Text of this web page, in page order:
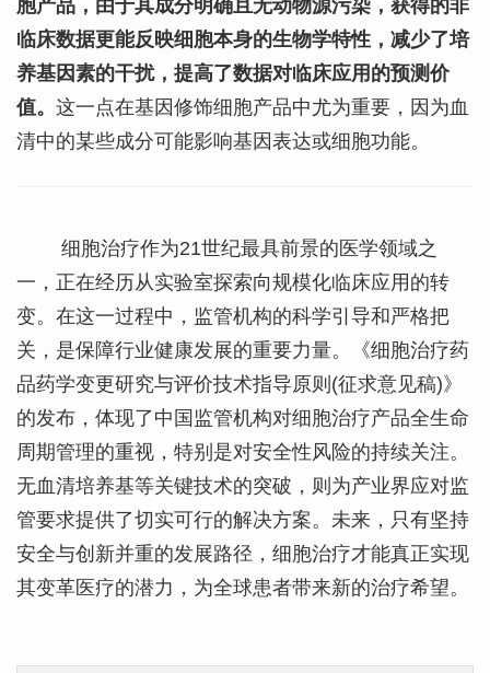
胞产品，由于其成分明确且无动物源污染，获得的非
临床数据更能反映细胞本身的生物学特性，减少了培
养基因素的干扰，提高了数据对临床应用的预测价
值。 这一点在基因修饰细胞产品中尤为重要，因为血
清中的某些成分可能影响基因表达或细胞功能。
细胞治疗作为21世纪最具前景的医学领域之
一，正在经历从实验室探索向规模化临床应用的转
变。在这一过程中，监管机构的科学引导和严格把
关，是保障行业健康发展的重要力量。《细胞治疗药
品药学变更研究与评价技术指导原则(征求意见稿)》
的发布，体现了中国监管机构对细胞治疗产品全生命
周期管理的重视，特别是对安全性风险的持续关注。
无血清培养基等关键技术的突破，则为产业界应对监
管要求提供了切实可行的解决方案。未来，只有坚持
安全与创新并重的发展路径，细胞治疗才能真正实现
其变革医疗的潜力，为全球患者带来新的治疗希望。